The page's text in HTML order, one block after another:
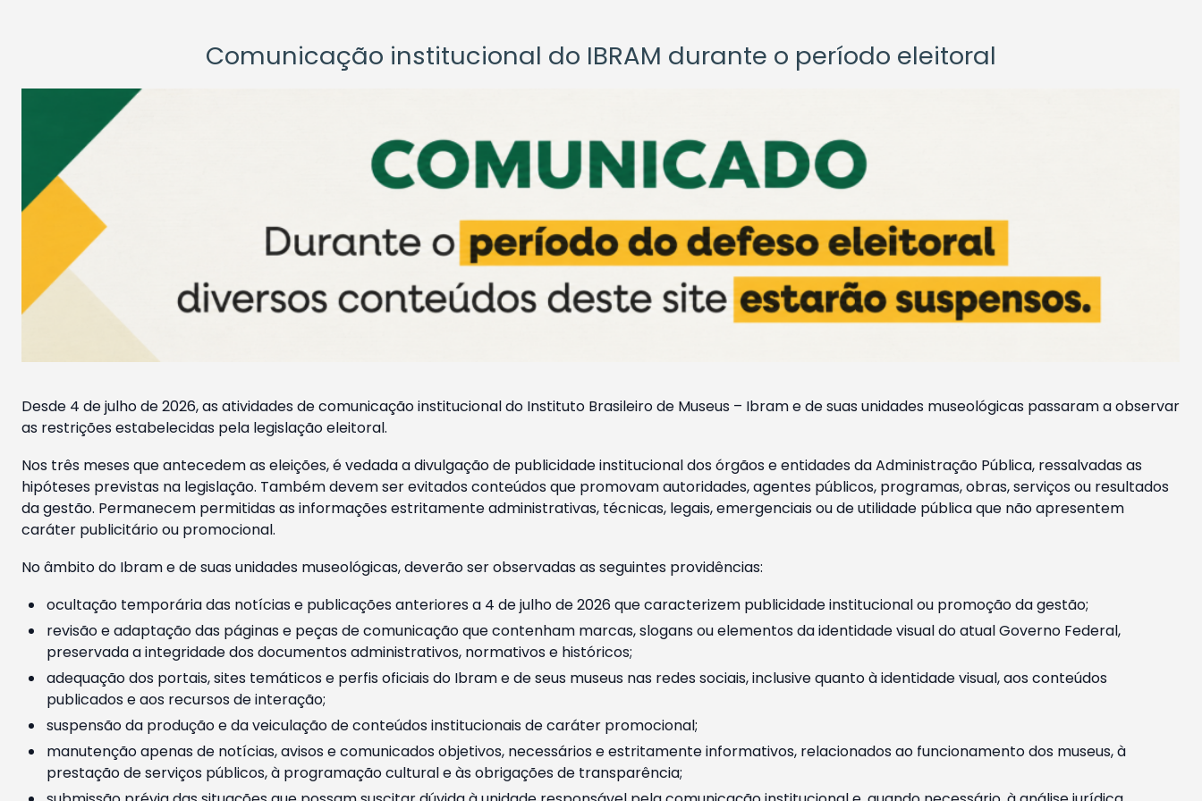
Comunicação institucional do IBRAM durante o período eleitoral
Desde 4 de julho de 2026, as atividades de comunicação institucional do Instituto Brasileiro de Museus – Ibram e de suas unidades museológicas passaram a observar
as restrições estabelecidas pela legislação eleitoral.
Nos três meses que antecedem as eleições, é vedada a divulgação de publicidade institucional dos órgãos e entidades da Administração Pública, ressalvadas as
hipóteses previstas na legislação. Também devem ser evitados conteúdos que promovam autoridades, agentes públicos, programas, obras, serviços ou resultados
da gestão. Permanecem permitidas as informações estritamente administrativas, técnicas, legais, emergenciais ou de utilidade pública que não apresentem
caráter publicitário ou promocional.
No âmbito do Ibram e de suas unidades museológicas, deverão ser observadas as seguintes providências:
ocultação temporária das notícias e publicações anteriores a 4 de julho de 2026 que caracterizem publicidade institucional ou promoção da gestão;
revisão e adaptação das páginas e peças de comunicação que contenham marcas, slogans ou elementos da identidade visual do atual Governo Federal,
preservada a integridade dos documentos administrativos, normativos e históricos;
adequação dos portais, sites temáticos e perfis oficiais do Ibram e de seus museus nas redes sociais, inclusive quanto à identidade visual, aos conteúdos
publicados e aos recursos de interação;
suspensão da produção e da veiculação de conteúdos institucionais de caráter promocional;
manutenção apenas de notícias, avisos e comunicados objetivos, necessários e estritamente informativos, relacionados ao funcionamento dos museus, à
prestação de serviços públicos, à programação cultural e às obrigações de transparência;